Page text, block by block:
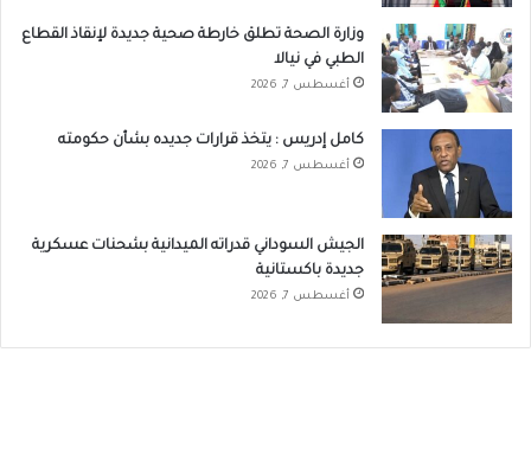
وزارة الصحة تطلق خارطة صحية جديدة لإنقاذ القطاع
الطبي في نيالا
أغسطس 7, 2026
كامل إدريس : يتخذ قرارات جديده بشأن حكومته
أغسطس 7, 2026
الجيش السوداني قدراته الميدانية بشحنات عسكرية
جديدة باكستانية
أغسطس 7, 2026